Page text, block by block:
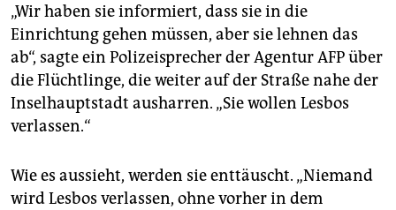
„Wir haben sie informiert, dass sie in die
Einrichtung gehen müssen, aber sie lehnen das
ab“, sagte ein Polizeisprecher der Agentur AFP über
die Flüchtlinge, die weiter auf der Straße nahe der
Inselhauptstadt ausharren. „Sie wollen Lesbos
verlassen.“
Wie es aussieht, werden sie enttäuscht. „Niemand
wird Lesbos verlassen, ohne vorher in dem